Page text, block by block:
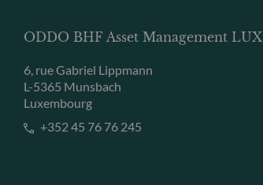
ODDO BHF Asset Management LUX
6, rue Gabriel Lippmann
L-5365 Munsbach
Luxembourg
+352 45 76 76 245